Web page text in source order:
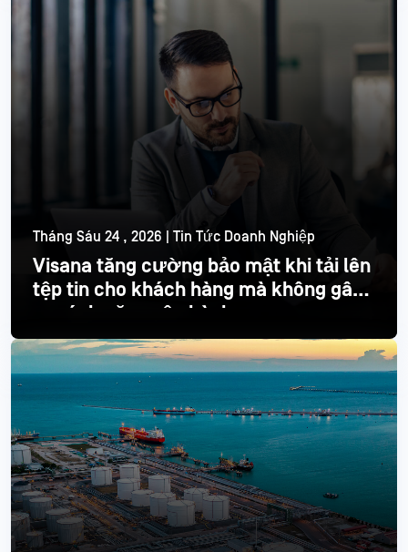
Tháng Sáu 24 , 2026 | Tin Tức Doanh Nghiệp
Visana tăng cường bảo mật khi tải lên
tệp tin cho khách hàng mà không gây
ra gánh nặng vận hành
Đọc thêm